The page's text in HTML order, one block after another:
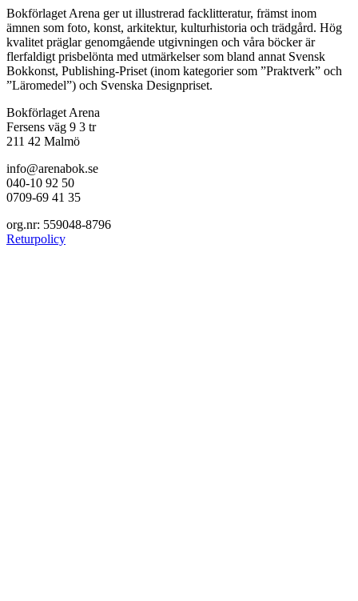
Bokförlaget Arena ger ut illustrerad facklitteratur, främst inom
ämnen som foto, konst, arkitektur, kulturhistoria och trädgård. Hög
kvalitet präglar genomgående utgivningen och våra böcker är
flerfaldigt prisbelönta med utmärkelser som bland annat Svensk
Bokkonst, Publishing-Priset (inom kategorier som ”Praktverk” och
”Läromedel”) och Svenska Designpriset.
Bokförlaget Arena
Fersens väg 9 3 tr
211 42 Malmö
info@arenabok.se
040-10 92 50
0709-69 41 35
org.nr: 559048-8796
Returpolicy